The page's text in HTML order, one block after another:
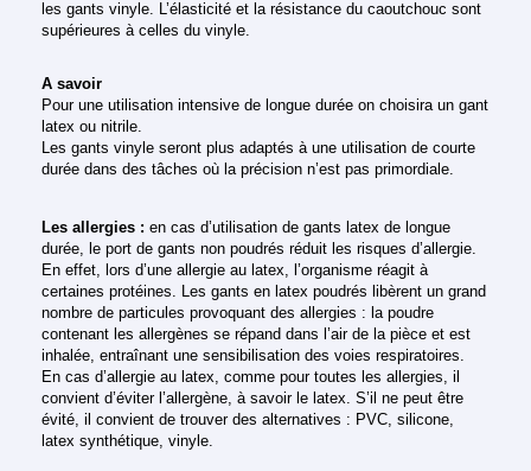
les gants vinyle. L’élasticité et la résistance du caoutchouc sont
supérieures à celles du vinyle.
A savoir
Pour une utilisation intensive de longue durée on choisira un gant
latex ou nitrile.
Les gants vinyle seront plus adaptés à une utilisation de courte
durée dans des tâches où la précision n’est pas primordiale.
Les allergies : en cas d’utilisation de gants latex de longue
durée, le port de gants non poudrés réduit les risques d’allergie.
En effet, lors d’une allergie au latex, l’organisme réagit à
certaines protéines. Les gants en latex poudrés libèrent un grand
nombre de particules provoquant des allergies : la poudre
contenant les allergènes se répand dans l’air de la pièce et est
inhalée, entraînant une sensibilisation des voies respiratoires.
En cas d’allergie au latex, comme pour toutes les allergies, il
convient d’éviter l’allergène, à savoir le latex. S’il ne peut être
évité, il convient de trouver des alternatives : PVC, silicone,
latex synthétique, vinyle.